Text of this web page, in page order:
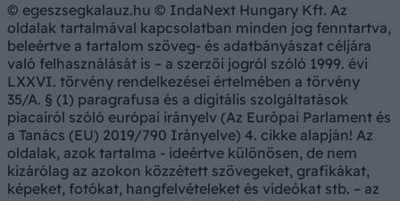
© egeszsegkalauz.hu © IndaNext Hungary Kft. Az
oldalak tartalmával kapcsolatban minden jog fenntartva,
beleértve a tartalom szöveg- és adatbányászat céljára
való felhasználását is – a szerzői jogról szóló 1999. évi
LXXVI. törvény rendelkezései értelmében a törvény
35/A. § (1) paragrafusa és a digitális szolgáltatások
piacairól szóló európai irányelv (Az Európai Parlament és
a Tanács (EU) 2019/790 Irányelve) 4. cikke alapján! Az
oldalak, azok tartalma - ideértve különösen, de nem
kizárólag az azokon közzétett szövegeket, grafikákat,
képeket, fotókat, hangfelvételeket és videókat stb. – az